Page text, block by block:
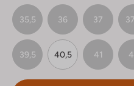
35,5 36 37
39,5 40,5 41